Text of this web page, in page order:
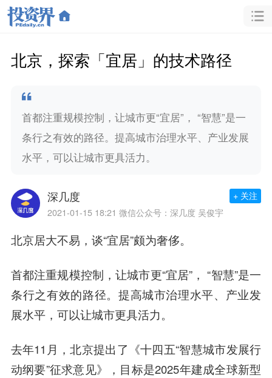
北京，探索「宜居」的技术路径
首都注重规模控制，让城市更“宜居”， “智慧”是一
条行之有效的路径。提高城市治理水平、产业发展
水平，可以让城市更具活力。
深几度
2021-01-15 18:21 微信公众号：深几度 吴俊宇
+ 关注
北京居大不易，谈“宜居”颇为奢侈。
首都注重规模控制，让城市更“宜居”， “智慧”是一
条行之有效的路径。提高城市治理水平、产业发
展水平，可以让城市更具活力。
去年11月，北京提出了《十四五“智慧城市发展行
动纲要”征求意见》，目标是2025年建成全球新型